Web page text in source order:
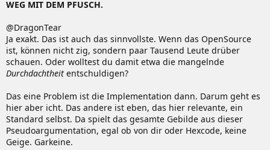
WEG MIT DEM PFUSCH.
@DragonTear
Ja exakt. Das ist auch das sinnvollste. Wenn das OpenSource
ist, können nicht zig, sondern paar Tausend Leute drüber
schauen. Oder wolltest du damit etwa die mangelnde
Durchdachtheit entschuldigen?
Das eine Problem ist die Implementation dann. Darum geht es
hier aber icht. Das andere ist eben, das hier relevante, ein
Standard selbst. Da spielt das gesamte Gebilde aus dieser
Pseudoargumentation, egal ob von dir oder Hexcode, keine
Geige. Garkeine.